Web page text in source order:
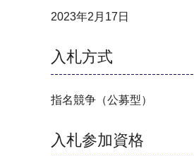
2023年2月17日
入札方式
指名競争（公募型）
入札参加資格